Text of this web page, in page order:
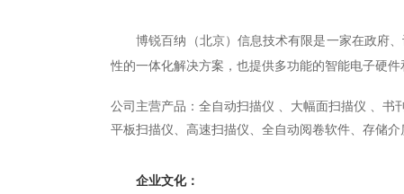
博锐百纳（北京）信息技术有限是一家在政府、
性的一体化解决方案，也提供多功能的智能电子硬
公司主营产品：全自动扫描仪 、大幅面扫描仪 、书
平板扫描仪、高速扫描仪、 全自动阅卷软件、存储介
企业文化：